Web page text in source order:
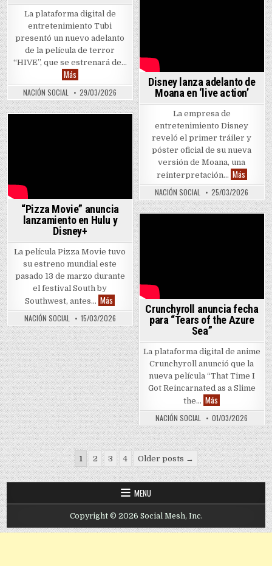
La plataforma digital de
entretenimiento Tubi
presentó un nuevo adelanto
de la película de terror
“HIVE”, que se estrenará de…
MásTubi estrena cinta de horror “HIVE”
NACIÓN SOCIAL 29/03/2026
Disney lanza adelanto de
Moana en ‘live action’
La empresa de
entretenimiento Disney
reveló el primer tráiler y
póster oficial de su nueva
versión de Moana, una
reinterpretación… MásDisney
NACIÓN SOCIAL 25/03/2026
“Pizza Movie” anuncia
lanzamiento en Hulu y
Disney+
La película Pizza Movie tuvo
su estreno mundial este
pasado 13 de marzo durante
el festival South by
Southwest, antes… Más “Pizza Movie” anuncia lanzamiento en Hulu y
NACIÓN SOCIAL 15/03/2026
Crunchyroll anuncia fecha
para “Tears of the Azure
Sea”
La plataforma digital de anime
Crunchyroll anunció que la
nueva película “That Time I
Got Reincarnated as a Slime
the… Más Crunchyroll
NACIÓN SOCIAL 01/03/2026
Posts pagination
1 2 3 4 Older posts →
MENU
Copyright © 2026 Social Mesh, Inc.